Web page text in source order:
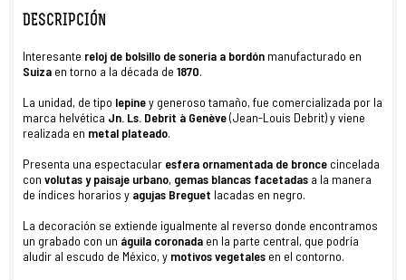
DESCRIPCIÓN
Interesante reloj de bolsillo de sonería a bordón manufacturado en
Suiza en torno a la década de 1870.
La unidad, de tipo lepiney generoso tamaño, fue comercializada por la
marca helvética Jn. Ls. Debrit à Genève(Jean-Louis Debrit) y viene
realizada en metal plateado.
Presenta una espectacular esfera ornamentada de bronce cincelada
con volutas y paisaje urbano, gemas blancas facetadas a la manera
de índices horarios y agujas Breguet lacadas en negro.
La decoración se extiende igualmente al reverso donde encontramos
un grabado con un águila coronada en la parte central, que podría
aludir al escudo de México, y motivos vegetales en el contorno.